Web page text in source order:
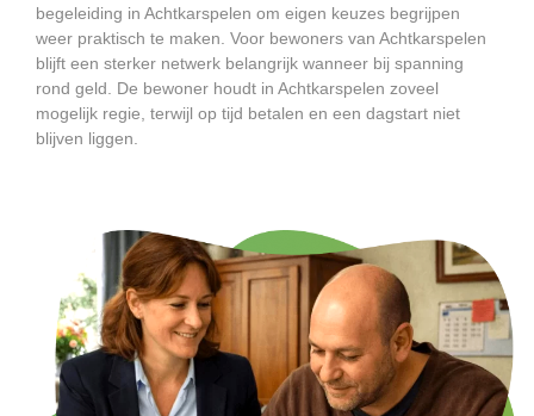
begeleiding in Achtkarspelen om eigen keuzes begrijpen
weer praktisch te maken. Voor bewoners van Achtkarspelen
blijft een sterker netwerk belangrijk wanneer bij spanning
rond geld. De bewoner houdt in Achtkarspelen zoveel
mogelijk regie, terwijl op tijd betalen en een dagstart niet
blijven liggen.